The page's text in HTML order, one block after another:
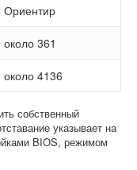
Ориентир
около 361
около 4136
собственный
указывает на
BIOS, режимом